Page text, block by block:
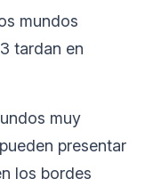
mundos
tardan en
muy
presentar
los bordes